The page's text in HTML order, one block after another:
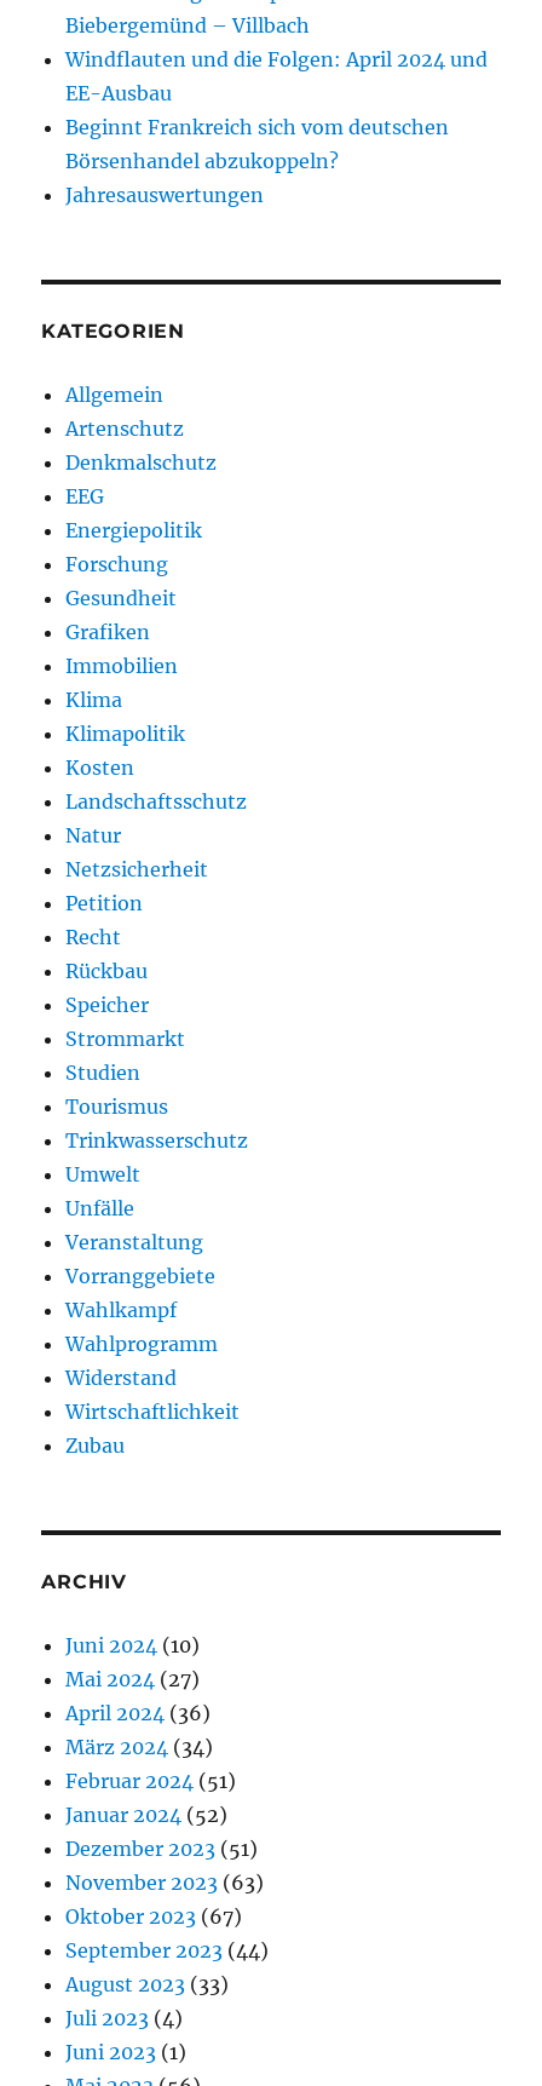
Biebergemünd – Villbach
Windflauten und die Folgen: April 2024 und
EE-Ausbau
Beginnt Frankreich sich vom deutschen
Börsenhandel abzukoppeln?
Jahresauswertungen
KATEGORIEN
Allgemein
Artenschutz
Denkmalschutz
EEG
Energiepolitik
Forschung
Gesundheit
Grafiken
Immobilien
Klima
Klimapolitik
Kosten
Landschaftsschutz
Natur
Netzsicherheit
Petition
Recht
Rückbau
Speicher
Strommarkt
Studien
Tourismus
Trinkwasserschutz
Umwelt
Unfälle
Veranstaltung
Vorranggebiete
Wahlkampf
Wahlprogramm
Widerstand
Wirtschaftlichkeit
Zubau
ARCHIV
Juni 2024 (10)
Mai 2024 (27)
April 2024 (36)
März 2024 (34)
Februar 2024 (51)
Januar 2024 (52)
Dezember 2023 (51)
November 2023 (63)
Oktober 2023 (67)
September 2023 (44)
August 2023 (33)
Juli 2023 (4)
Juni 2023 (1)